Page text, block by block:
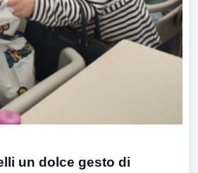
un dolce gesto di